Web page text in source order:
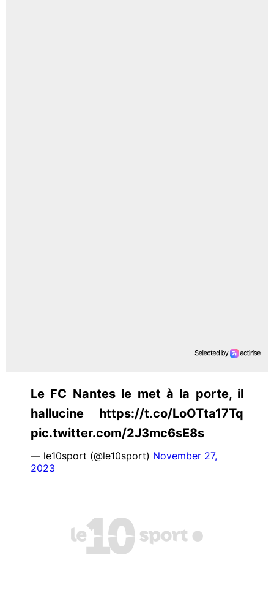
Le FC Nantes le met à la porte, il
hallucine https://t.co/LoOTta17Tq
pic.twitter.com/2J3mc6sE8s
— le10sport (@le10sport) November 27,
2023